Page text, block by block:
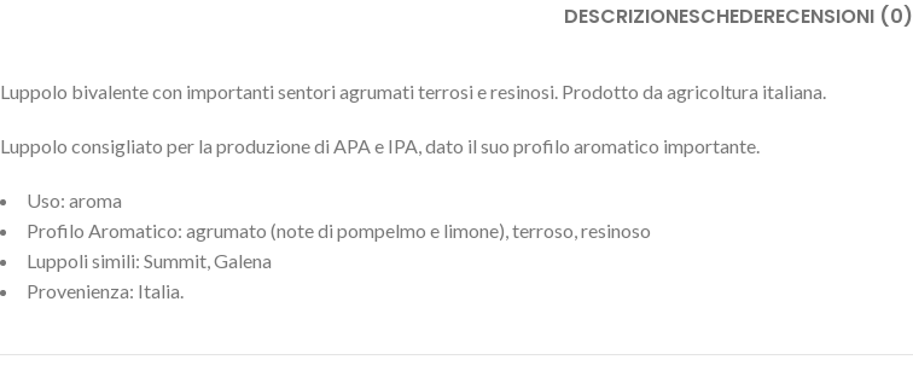
DESCRIZIONESCHEDERECENSIONI (0)
Luppolo bivalente con importanti sentori agrumati terrosi e resinosi. Prodotto da agricoltura italiana.
Luppolo consigliato per la produzione di APA e IPA, dato il suo profilo aromatico importante.
Uso: aroma
Profilo Aromatico: agrumato (note di pompelmo e limone), terroso, resinoso
Luppoli simili: Summit, Galena
Provenienza: Italia.